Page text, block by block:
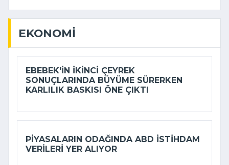
EKONOMI
EBEBEK'IN IKINCI ÇEYREK
SONUÇLARINDA BÜYÜME SÜRERKEN
KARLILIK BASKISI ÖNE ÇIKTI
PIYASALARIN ODAĞINDA ABD ISTIHDAM
VERILERI YER ALIYOR